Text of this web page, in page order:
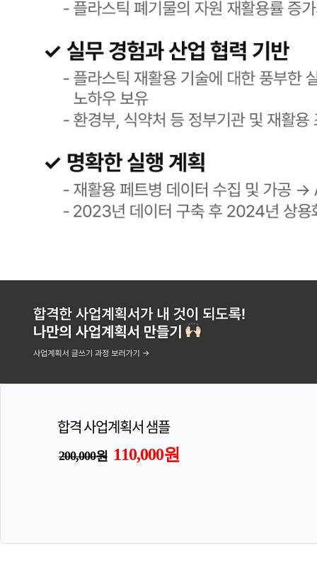
합격 사업계획서 샘플
200,000원 110,000원